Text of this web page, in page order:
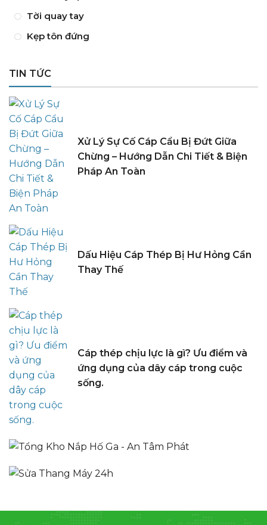
Tời quay tay
Kẹp tôn đứng
TIN TỨC
Xử Lý Sự Cố Cáp Cẩu Bị Đứt Giữa
Chừng – Hướng Dẫn Chi Tiết & Biện
Pháp An Toàn
Dấu Hiệu Cáp Thép Bị Hư Hỏng Cần
Thay Thế
Cáp thép chịu lực là gì? Ưu điểm và
ứng dụng của dây cáp trong cuộc
sống.